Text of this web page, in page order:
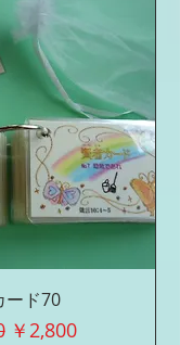
ード70
セール価格
￥2,800